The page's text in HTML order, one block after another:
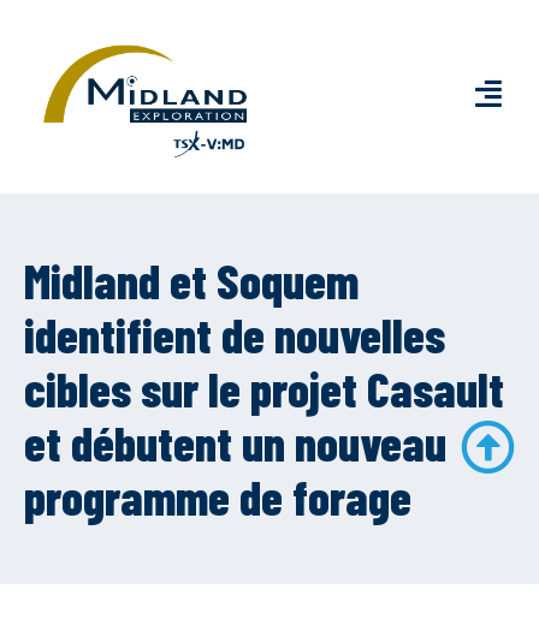
Midland et Soquem
identifient de nouvelles
cibles sur le projet Casault
et débutent un nouveau
programme de forage